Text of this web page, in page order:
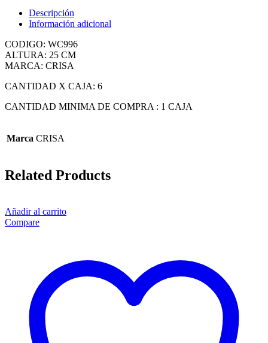
Descripción
Información adicional
CODIGO: WC996
ALTURA: 25 CM
MARCA: CRISA
CANTIDAD X CAJA: 6
CANTIDAD MINIMA DE COMPRA : 1 CAJA
Marca CRISA
Related Products
Añadir al carrito
Compare